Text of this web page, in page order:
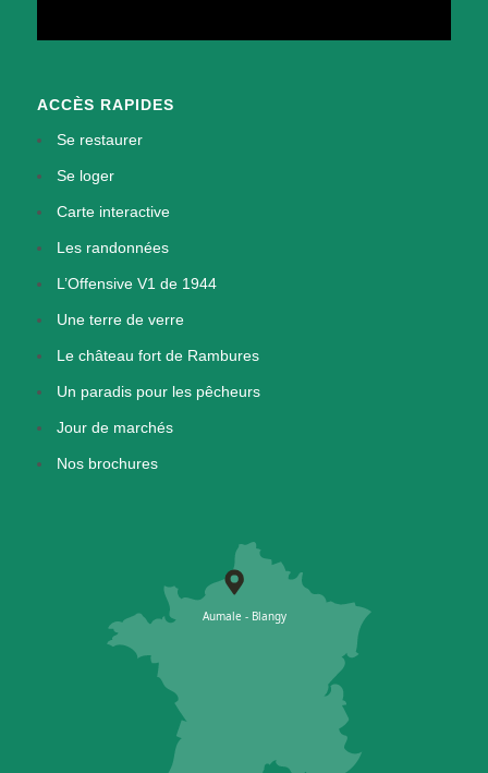
ACCÈS RAPIDES
Se restaurer
Se loger
Carte interactive
Les randonnées
L’Offensive V1 de 1944
Une terre de verre
Le château fort de Rambures
Un paradis pour les pêcheurs
Jour de marchés
Nos brochures